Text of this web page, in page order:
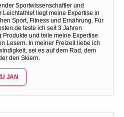
Sportwissenschaftler und
Leichtathlet liegt meine Expertise in
Sport, Fitness und Ernährung. Für
teste ich seit 3 Jahren
Produkte und teile meine Expertise
Lesern. In meiner Freizeit liebe ich
sei es auf dem Rad, dem
den Skiern.
JAN